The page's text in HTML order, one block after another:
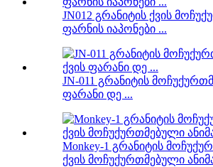
JN012 გრანიტის ქვის
ფარნის იაპონები ...
JN-011 გრანიტის
ფარანი დე ...
Monkey-1 გრანიტის
ქვის მოჩუქურთმებული